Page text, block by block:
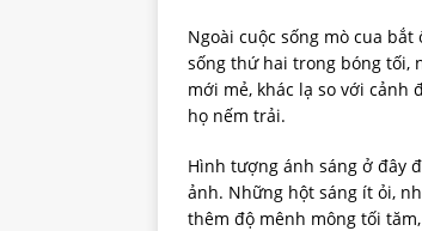
Ngoài cuộc sống mò cua
sống thứ hai trong bóng tối,
mới mẻ, khác lạ so với cảnh
họ nếm trải.
Hình tượng ánh sáng ở đây
ảnh. Những hột sáng ít ỏi,
thêm độ mênh mông tối